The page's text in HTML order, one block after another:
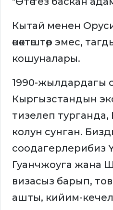
Кытай менен
өнөктөштөр эмес,
кошуналары.
1990-жылдардагы
Кыргызстандын
тизелеп
колун сунган.
соодагерлерибиз
Гуанчжоуга жана
визасыз барып,
ашты, кийим-